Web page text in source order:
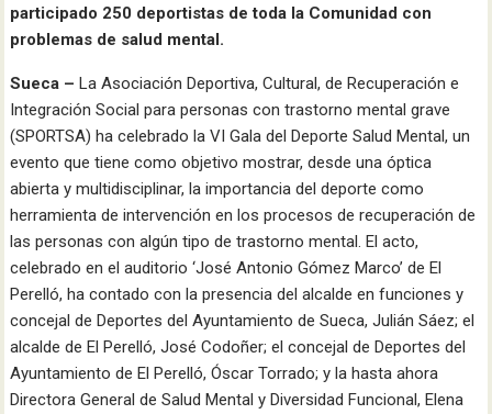
participado 250 deportistas de toda la Comunidad con
problemas de salud mental.
Sueca – La Asociación Deportiva, Cultural, de Recuperación e
Integración Social para personas con trastorno mental grave
(SPORTSA) ha celebrado la VI Gala del Deporte Salud Mental, un
evento que tiene como objetivo mostrar, desde una óptica
abierta y multidisciplinar, la importancia del deporte como
herramienta de intervención en los procesos de recuperación de
las personas con algún tipo de trastorno mental. El acto,
celebrado en el auditorio ‘José Antonio Gómez Marco’ de El
Perelló, ha contado con la presencia del alcalde en funciones y
concejal de Deportes del Ayuntamiento de Sueca, Julián Sáez; el
alcalde de El Perelló, José Codoñer; el concejal de Deportes del
Ayuntamiento de El Perelló, Óscar Torrado; y la hasta ahora
Directora General de Salud Mental y Diversidad Funcional, Elena